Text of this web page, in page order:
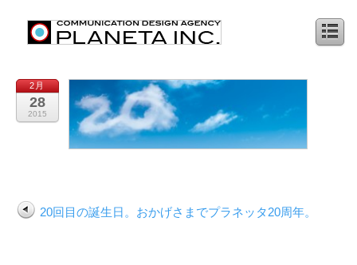
2月
28
2015
20回目の誕生日。おかげさまでプラネッタ20周年。